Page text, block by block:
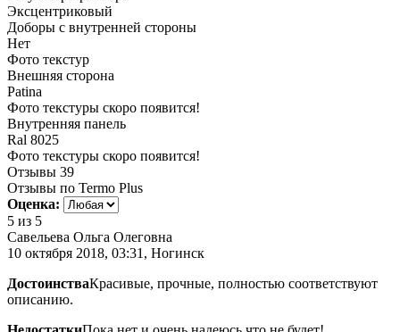
Эксцентриковый
Доборы с внутренней стороны
Нет
Фото текстур
Внешняя сторона
Patina
Фото текстуры скоро появится!
Внутренняя панель
Ral 8025
Фото текстуры скоро появится!
Отзывы 39
Отзывы по Termo Plus
Оценка:
5 из 5
Савельева Ольга Олеговна
10 октября 2018, 03:31, Ногинск
ДостоинстваКрасивые, прочные, полностью соответствуют
описанию.